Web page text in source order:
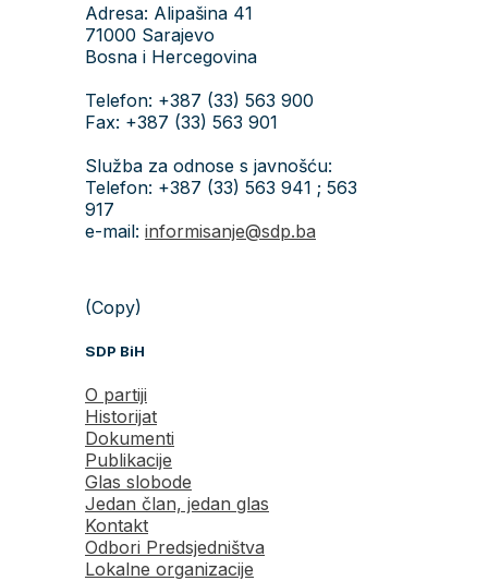
Adresa: Alipašina 41
71000 Sarajevo
Bosna i Hercegovina
Telefon: +387 (33) 563 900
Fax: +387 (33) 563 901
Služba za odnose s javnošću:
Telefon: +387 (33) 563 941 ; 563
917
e-mail: informisanje@sdp.ba
(Copy)
SDP BiH
O partiji
Historijat
Dokumenti
Publikacije
Glas slobode
Jedan član, jedan glas
Kontakt
Odbori Predsjedništva
Lokalne organizacije